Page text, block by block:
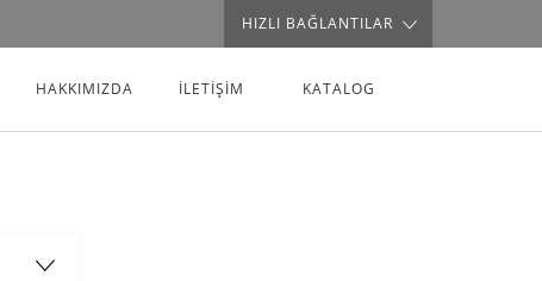
HIZLI BAĞLANTILAR
HAKKIMIZDA İLETİŞİM KATALOG